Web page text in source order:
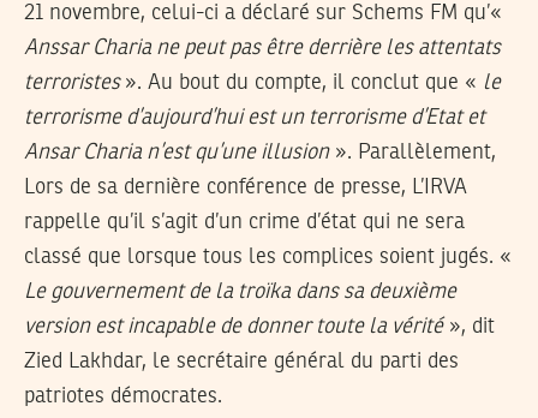
21 novembre, celui-ci a déclaré sur Schems FM qu’«
Anssar Charia ne peut pas être derrière les attentats
terroristes ». Au bout du compte, il conclut que « le
terrorisme d’aujourd’hui est un terrorisme d’Etat et
Ansar Charia n’est qu’une illusion». Parallèlement,
Lors de sa dernière conférence de presse, L’IRVA
rappelle qu’il s’agit d’un crime d’état qui ne sera
classé que lorsque tous les complices soient jugés. «
Le gouvernement de la troïka dans sa deuxième
version est incapable de donner toute la vérité», dit
Zied Lakhdar, le secrétaire général du parti des
patriotes démocrates.